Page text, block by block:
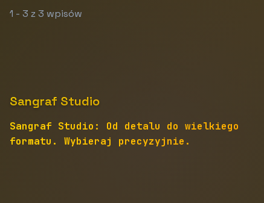
1 - 3 z 3 wpisów
Sangraf Studio
Sangraf Studio: Od detalu do wielkiego
formatu. Wybieraj precyzyjnie.